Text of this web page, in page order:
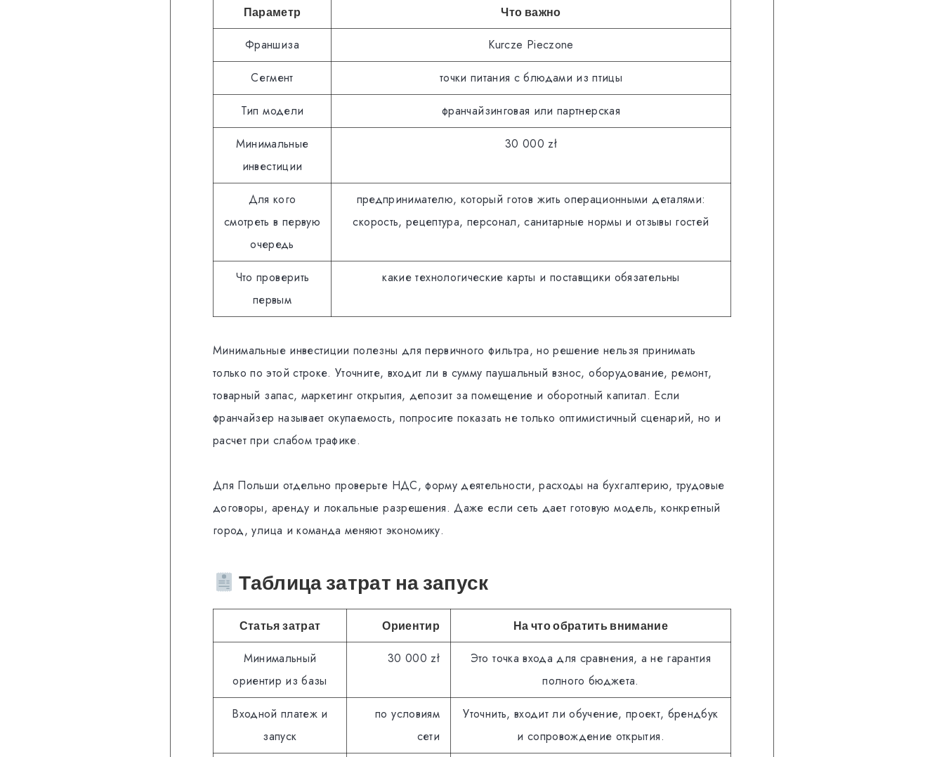
Параметр Что важно
Франшиза Kurcze Pieczone
Сегмент точки питания с блюдами из птицы
Тип модели франчайзинговая или партнерская
Минимальные
инвестиции
30 000 zł
Для кого
смотреть в первую
очередь
предпринимателю, который готов жить операционными деталями:
скорость, рецептура, персонал, санитарные нормы и отзывы гостей
Что проверить
первым
какие технологические карты и поставщики обязательны
Минимальные инвестиции полезны для первичного фильтра, но решение нельзя принимать
только по этой строке. Уточните, входит ли в сумму паушальный взнос, оборудование, ремонт,
товарный запас, маркетинг открытия, депозит за помещение и оборотный капитал. Если
франчайзер называет окупаемость, попросите показать не только оптимистичный сценарий, но и
расчет при слабом трафике.
Для Польши отдельно проверьте НДС, форму деятельности, расходы на бухгалтерию, трудовые
договоры, аренду и локальные разрешения. Даже если сеть дает готовую модель, конкретный
город, улица и команда меняют экономику.
Таблица затрат на запуск
Статья затрат Ориентир На что обратить внимание
Минимальный
ориентир из базы
30 000 zł
Это точка входа для сравнения, а не гарантия
полного бюджета.
Входной платеж и
запуск
по условиям
сети
Уточнить, входит ли обучение, проект, брендбук
и сопровождение открытия.